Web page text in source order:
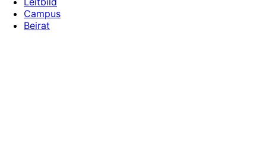
Campus
Beirat